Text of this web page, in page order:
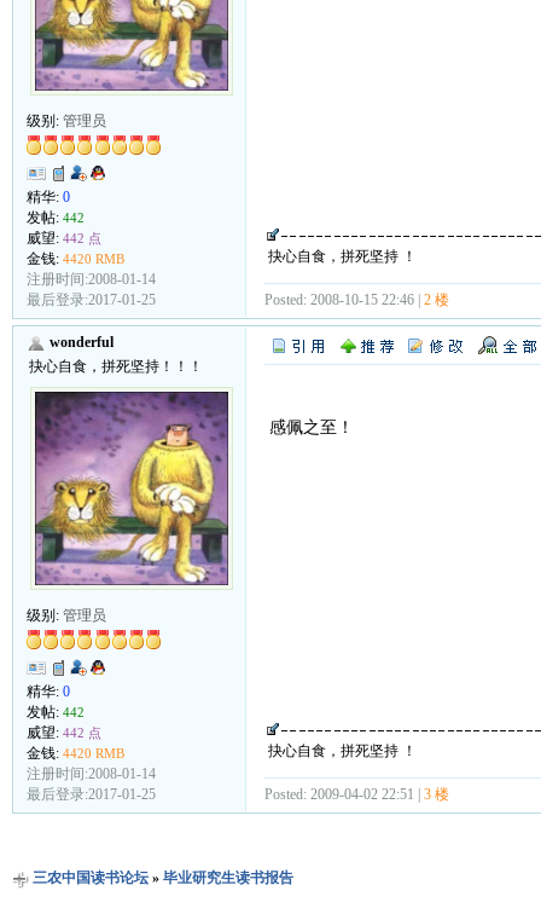
级别: 管理员
精华: 0
发帖: 442
威望: 442 点
金钱: 4420 RMB
注册时间:2008-01-14
最后登录:2017-01-25
抉心自食，拼死坚持 ！
Posted: 2008-10-15 22:46 | 2 楼
wonderful
抉心自食，拼死坚持！！！
级别: 管理员
精华: 0
发帖: 442
威望: 442 点
金钱: 4420 RMB
注册时间:2008-01-14
最后登录:2017-01-25
感佩之至！
抉心自食，拼死坚持 ！
Posted: 2009-04-02 22:51 | 3 楼
三农中国读书论坛» 毕业研究生读书报告